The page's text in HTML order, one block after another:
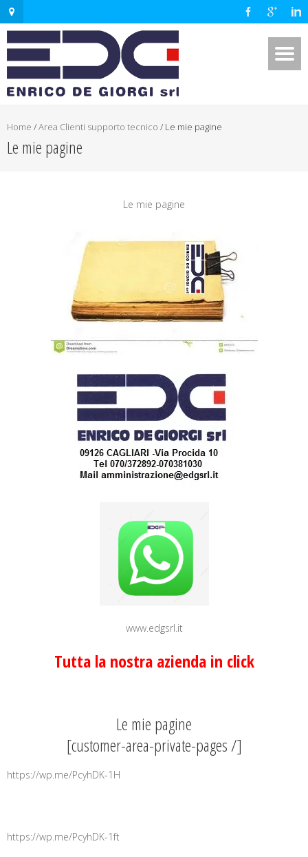
Home /Area Clienti supporto tecnico / Le mie pagine
Le mie pagine
Le mie pagine
www.edgsrl.it
Tutta la nostra azienda in click
Le mie pagine
[customer-area-private-pages /]
https://wp.me/PcyhDK-1H
https://wp.me/PcyhDK-1ft